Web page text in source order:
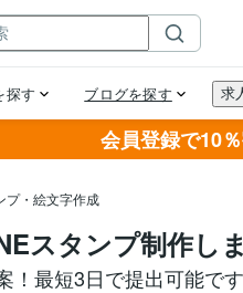
会員登録で10
プ・絵文字作成
スタンプ制作し
最短3日で提出可能です